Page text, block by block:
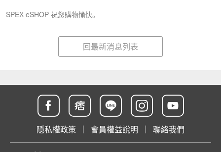
SPEX eSHOP 祝您購物愉快。
回最新消息列表
隱私權政策 ｜ 會員權益說明 ｜ 聯絡我們